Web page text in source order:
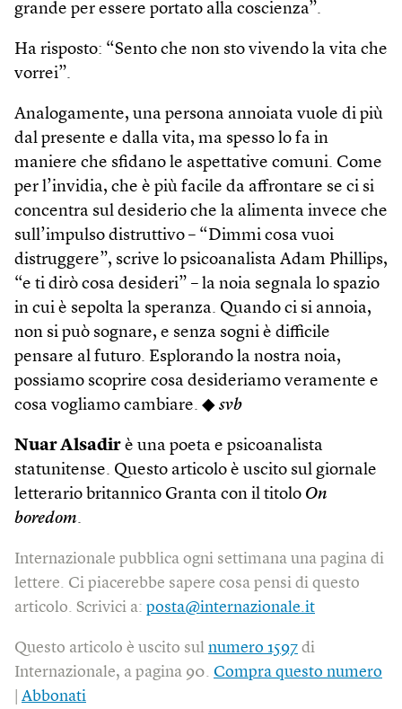
grande per essere portato alla coscienza”.
Ha risposto: “Sento che non sto vivendo la vita che
vorrei”.
Analogamente, una persona annoiata vuole di più
dal presente e dalla vita, ma spesso lo fa in
maniere che sfidano le aspettative comuni. Come
per l’invidia, che è più facile da affrontare se ci si
concentra sul desiderio che la alimenta invece che
sull’impulso distruttivo – “Dimmi cosa vuoi
distruggere”, scrive lo psicoanalista Adam Phillips,
“e ti dirò cosa desideri” – la noia segnala lo spazio
in cui è sepolta la speranza. Quando ci si annoia,
non si può sognare, e senza sogni è difficile
pensare al futuro. Esplorando la nostra noia,
possiamo scoprire cosa desideriamo veramente e
cosa vogliamo cambiare. ◆ svb
Nuar Alsadir è una poeta e psicoanalista
statunitense. Questo articolo è uscito sul giornale
letterario britannico Granta con il titolo On
boredom.
Internazionale pubblica ogni settimana una pagina di
lettere. Ci piacerebbe sapere cosa pensi di questo
articolo. Scrivici a: posta@internazionale.it
Questo articolo è uscito sul numero 1597 di
Internazionale, a pagina 90. Compra questo numero
Abbonati